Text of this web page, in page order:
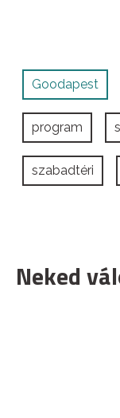
Goodapest
program
szabadtéri
Neked